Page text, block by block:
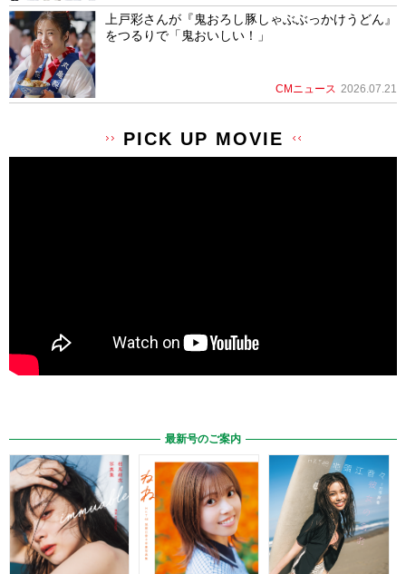
上戸彩さんが『鬼おろし豚しゃぶぶっかけうどん』
をつるりで「鬼おいしい！」
CMニュース 2026.07.21
PICK UP MOVIE
最新号のご案内